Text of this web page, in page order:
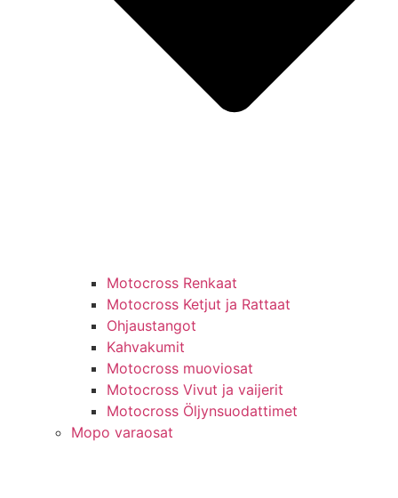
Motocross Renkaat
Motocross Ketjut ja Rattaat
Ohjaustangot
Kahvakumit
Motocross muoviosat
Motocross Vivut ja vaijerit
Motocross Öljynsuodattimet
Mopo varaosat